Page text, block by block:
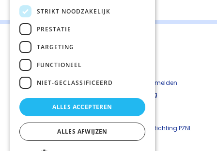
Contact
Kwetsbaarheid melden
Privacyverkaring
Disclaimer
Richtlijnen palliatieve zorg is een uitgave van © Stichting PZNL
STRIKT NOODZAKELIJK
PRESTATIE
TARGETING
FUNCTIONEEL
NIET-GECLASSIFICEERD
ALLES ACCEPTEREN
ALLES AFWIJZEN